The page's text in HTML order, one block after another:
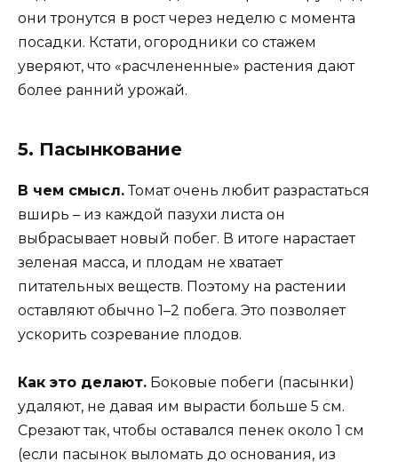
они тронутся в рост через неделю с момента
посадки. Кстати, огородники со стажем
уверяют, что «расчлененные» растения дают
более ранний урожай.
5. Пасынкование
В чем смысл.Томат очень любит разрастаться
вширь – из каждой пазухи листа он
выбрасывает новый побег. В итоге нарастает
зеленая масса, и плодам не хватает
питательных веществ. Поэтому на растении
оставляют обычно 1–2 побега. Это позволяет
ускорить созревание плодов.
Как это делают. Боковые побеги (пасынки)
удаляют, не давая им вырасти больше 5 см.
Срезают так, чтобы оставался пенек около 1 см
(если пасынок выломать до основания, из